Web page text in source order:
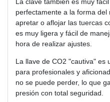
perfectamente a la forma
apretar o aflojar las tuercas
es muy ligera y fácil de
hora de realizar ajustes.
La llave de CO2 "cautiva" es
para profesionales y
no se puede perder, lo que
presión con total seguridad.